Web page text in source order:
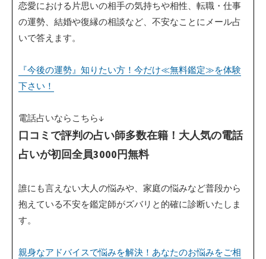
恋愛における片思いの相手の気持ちや相性、転職・仕事
の運勢、結婚や復縁の相談など、不安なことにメール占
いで答えます。
『今後の運勢』知りたい方！今だけ≪無料鑑定≫を体験
下さい！
電話占いならこちら↓
口コミで評判の占い師多数在籍！大人気の電話
占いが初回全員3000円無料
誰にも言えない大人の悩みや、家庭の悩みなど普段から
抱えている不安を鑑定師がズバリと的確に診断いたしま
す。
親身なアドバイスで悩みを解決！あなたのお悩みをご相